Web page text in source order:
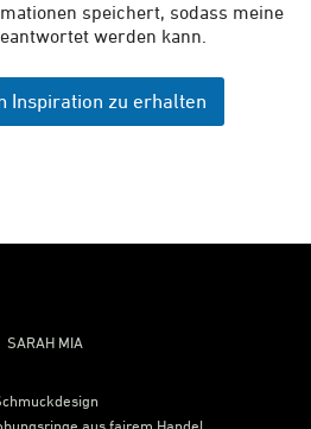
speichert, sodass meine
werden kann.
Inspiration zu erhalten
SARAH MIA